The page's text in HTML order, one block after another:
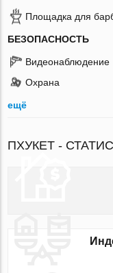
Площадка для
БЕЗОПАСНОСТЬ
Видеонаблюдение
Охрана
ещё
ПХУКЕТ -